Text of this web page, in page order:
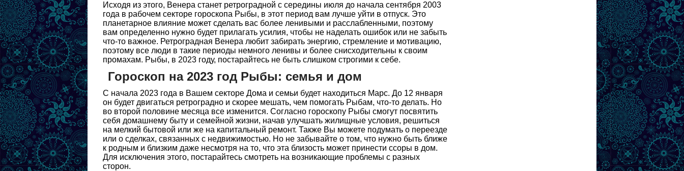
Исходя из этого, Венера станет ретроградной с середины июля до начала сентября 2003
года в рабочем секторе гороскопа Рыбы, в этот период вам лучше уйти в отпуск. Это
планетарное влияние может сделать вас более ленивыми и расслабленными, поэтому
вам определенно нужно будет прилагать усилия, чтобы не наделать ошибок или не забыть
что-то важное. Ретроградная Венера любит забирать энергию, стремление и мотивацию,
поэтому все люди в такие периоды немного ленивы и более снисходительны к своим
промахам. Рыбы, в 2023 году, постарайтесь не быть слишком строгими к себе.
Гороскоп на 2023 год Рыбы: семья и дом
С начала 2023 года в Вашем секторе Дома и семьи будет находиться Марс. До 12 января
он будет двигаться ретроградно и скорее мешать, чем помогать Рыбам, что-то делать. Но
во второй половине месяца все изменится. Согласно гороскопу Рыбы смогут посвятить
себя домашнему быту и семейной жизни, начав улучшать жилищные условия, решиться
на мелкий бытовой или же на капитальный ремонт. Также Вы можете подумать о переезде
или о сделках, связанных с недвижимостью. Но не забывайте о том, что нужно быть ближе
к родным и близким даже несмотря на то, что эта близость может принести ссоры в дом.
Для исключения этого, постарайтесь смотреть на возникающие проблемы с разных
сторон.